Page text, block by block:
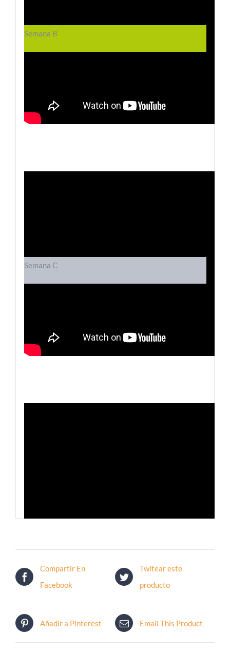
Semana B
Semana C
Compartir En
Facebook
Twitear este
producto
Añadir a Pinterest Email This Product